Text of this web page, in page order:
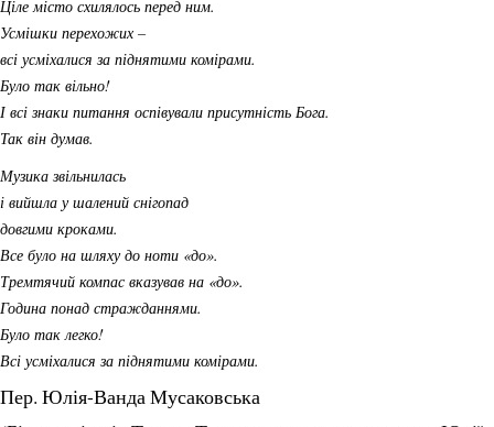
Ціле місто схилялось перед ним.
Усмішки перехожих –
всі усміхалися за піднятими комірами.
Було так вільно!
І всі знаки питання оспівували присутність Бога.
Так він думав.
Музика звільнилась
і вийшла у шалений снігопад
довгими кроками.
Все було на шляху до ноти «до».
Тремтячий компас вказував на «до».
Година понад стражданнями.
Було так легко!
Всі усміхалися за піднятими комірами.
Пер. Юлія-Ванда Мусаковська